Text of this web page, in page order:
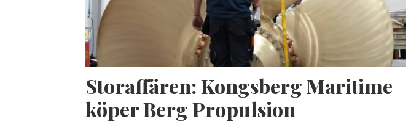
Storaffären: Kongsberg Maritime
köper Berg Propulsion